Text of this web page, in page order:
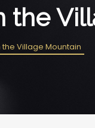
the
Village Mountain